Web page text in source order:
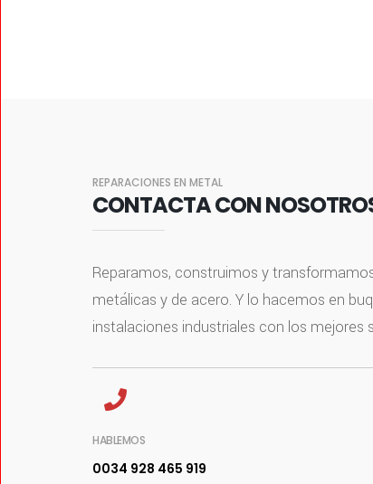
REPARACIONES EN METAL
CONTACTA CON
Reparamos, construimos y
metálicas y de acero. Y lo hacemos en
instalaciones industriales con los mejores
HABLEMOS
0034 928 465 919